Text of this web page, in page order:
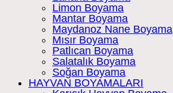
Limon Boyama
Mantar Boyama
Maydanoz Nane Boyama
Mısır Boyama
Patlıcan Boyama
Salatalık Boyama
Soğan Boyama
HAYVAN BOYAMALARI